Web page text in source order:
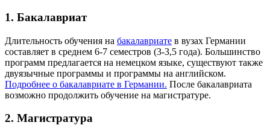
1. Бакалавриат
Длительность обучения на бакалавриате в вузах Германии
составляет в среднем 6-7 семестров (3-3,5 года). Большинство
программ предлагается на немецком языке, существуют также
двуязычные программы и программы на английском.
Подробнее о бакалавриате в Германии. После бакалавриата
возможно продолжить обучение на магистратуре.
2. Магистратура